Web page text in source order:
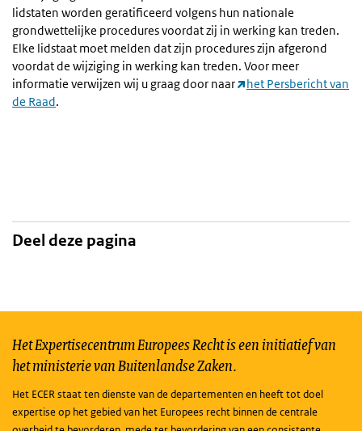
lidstaten worden geratificeerd volgens hun nationale
grondwettelijke procedures voordat zij in werking kan treden.
Elke lidstaat moet melden dat zijn procedures zijn afgerond
voordat de wijziging in werking kan treden. Voor meer
informatie verwijzen wij u graag door naar
het Persbericht van
de Raad.
Deel deze pagina
Het Expertisecentrum Europees Recht is een initiatief van
het ministerie van Buitenlandse Zaken.
Het ECER staat ten dienste van de departementen en heeft tot doel
expertise op het gebied van het Europees recht binnen de centrale